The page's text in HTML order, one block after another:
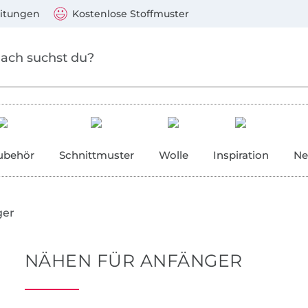
Kostenlose Stoffmuster
Schnittmuster Wolle Inspiration
NÄHEN FÜR ANFÄNGER
Mastercard, PayPal, Giropay, Kauf auf Rechnung,